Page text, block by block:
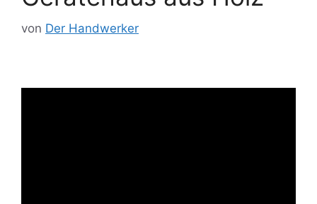
von Der Handwerker